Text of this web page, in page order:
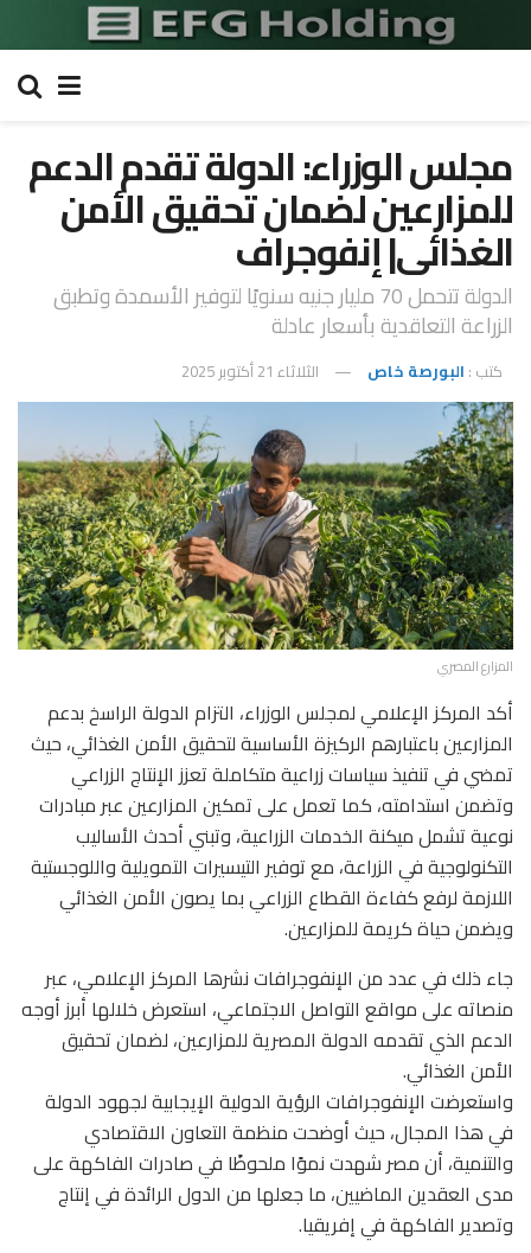
مجلس الوزراء: الدولة تقدم الدعم
للمزارعين لضمان تحقيق الأمن
الغذائى| إنفوجراف
الدولة تتحمل 70 مليار جنيه سنويًا لتوفير الأسمدة وتطبق
الزراعة التعاقدية بأسعار عادلة
كتب : البورصة خاص الثلاثاء 21 أكتوبر 2025
المزارع المصري
أكد المركز الإعلامي لمجلس الوزراء، التزام الدولة الراسخ بدعم
المزارعين باعتبارهم الركيزة الأساسية لتحقيق الأمن الغذائي، حيث
تمضي في تنفيذ سياسات زراعية متكاملة تعزز الإنتاج الزراعي
وتضمن استدامته، كما تعمل على تمكين المزارعين عبر مبادرات
نوعية تشمل ميكنة الخدمات الزراعية، وتبني أحدث الأساليب
التكنولوجية في الزراعة، مع توفير التيسيرات التمويلية واللوجستية
اللازمة لرفع كفاءة القطاع الزراعي بما يصون الأمن الغذائي
ويضمن حياة كريمة للمزارعين.
جاء ذلك في عدد من الإنفوجرافات نشرها المركز الإعلامي، عبر
منصاته على مواقع التواصل الاجتماعي، استعرض خلالها أبرز أوجه
الدعم الذي تقدمه الدولة المصرية للمزارعين، لضمان تحقيق
الأمن الغذائي.
واستعرضت الإنفوجرافات الرؤية الدولية الإيجابية لجهود الدولة
في هذا المجال، حيث أوضحت منظمة التعاون الاقتصادي
والتنمية، أن مصر شهدت نموًا ملحوظًا في صادرات الفاكهة على
مدى العقدين الماضيين، ما جعلها من الدول الرائدة في إنتاج
وتصدير الفاكهة في إفريقيا.